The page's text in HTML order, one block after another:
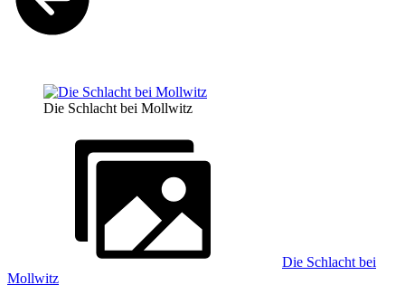
Die Schlacht bei Mollwitz
Die Schlacht bei
Mollwitz